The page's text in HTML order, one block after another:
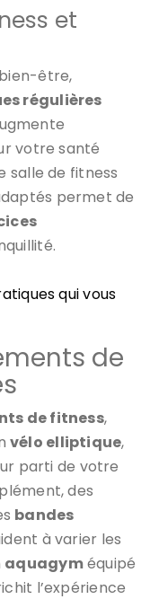
et
être,
régulières
votre santé
salle de fitness
permet de
qui vous
de
de fitness,
vélo elliptique,
parti de votre
des
bandes
à varier les
aquagyméquipé
l’expérience